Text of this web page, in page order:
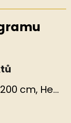
Kašmírový pléd Květiny 100x200 cm, Hedvábný svět